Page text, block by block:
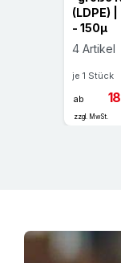
(LDPE)
- 150µ
4 Artikel
je 1 Stück
ab
zzgl. MwSt.